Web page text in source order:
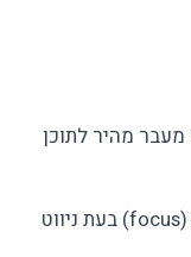
מהיר לתוכן
סימון ברור וגלוי של מיקוד המקלדת (focus) בעת ניווט